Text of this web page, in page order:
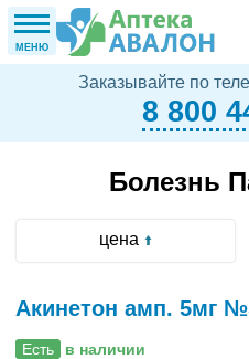
МЕНЮ
Заказывайте по
8 800
Болезнь
цена
Акинетон амп. 5мг
Есть в наличии